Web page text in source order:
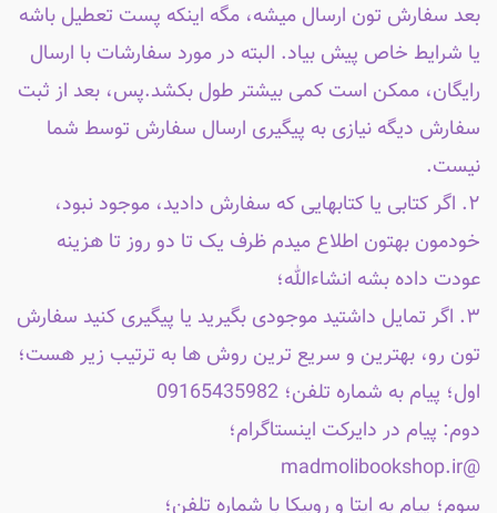
بعد سفارش تون ارسال میشه، مگه اینکه پست تعطیل باشه
یا شرایط خاص پیش بیاد. البته در مورد سفارشات با ارسال
رایگان، ممکن است کمی بیشتر طول بکشد.پس، بعد از ثبت
سفارش دیگه نیازی به پیگیری ارسال سفارش توسط شما
نیست.
۲. اگر کتابی یا کتابهایی که سفارش دادید، موجود نبود،
خودمون بهتون اطلاع میدم ظرف یک تا دو روز تا هزینه
عودت داده بشه انشاءالله؛
۳. اگر تمایل داشتید موجودی بگیرید یا پیگیری کنید سفارش
تون رو، بهترین و سریع ترین روش ها به ترتیب زیر هست؛
اول؛ پیام به شماره تلفن؛ 09165435982
دوم: پیام در دایرکت اینستاگرام؛
@madmolibookshop.ir
سوم؛ پیام به ایتا و روبیکا با شماره تلفن؛